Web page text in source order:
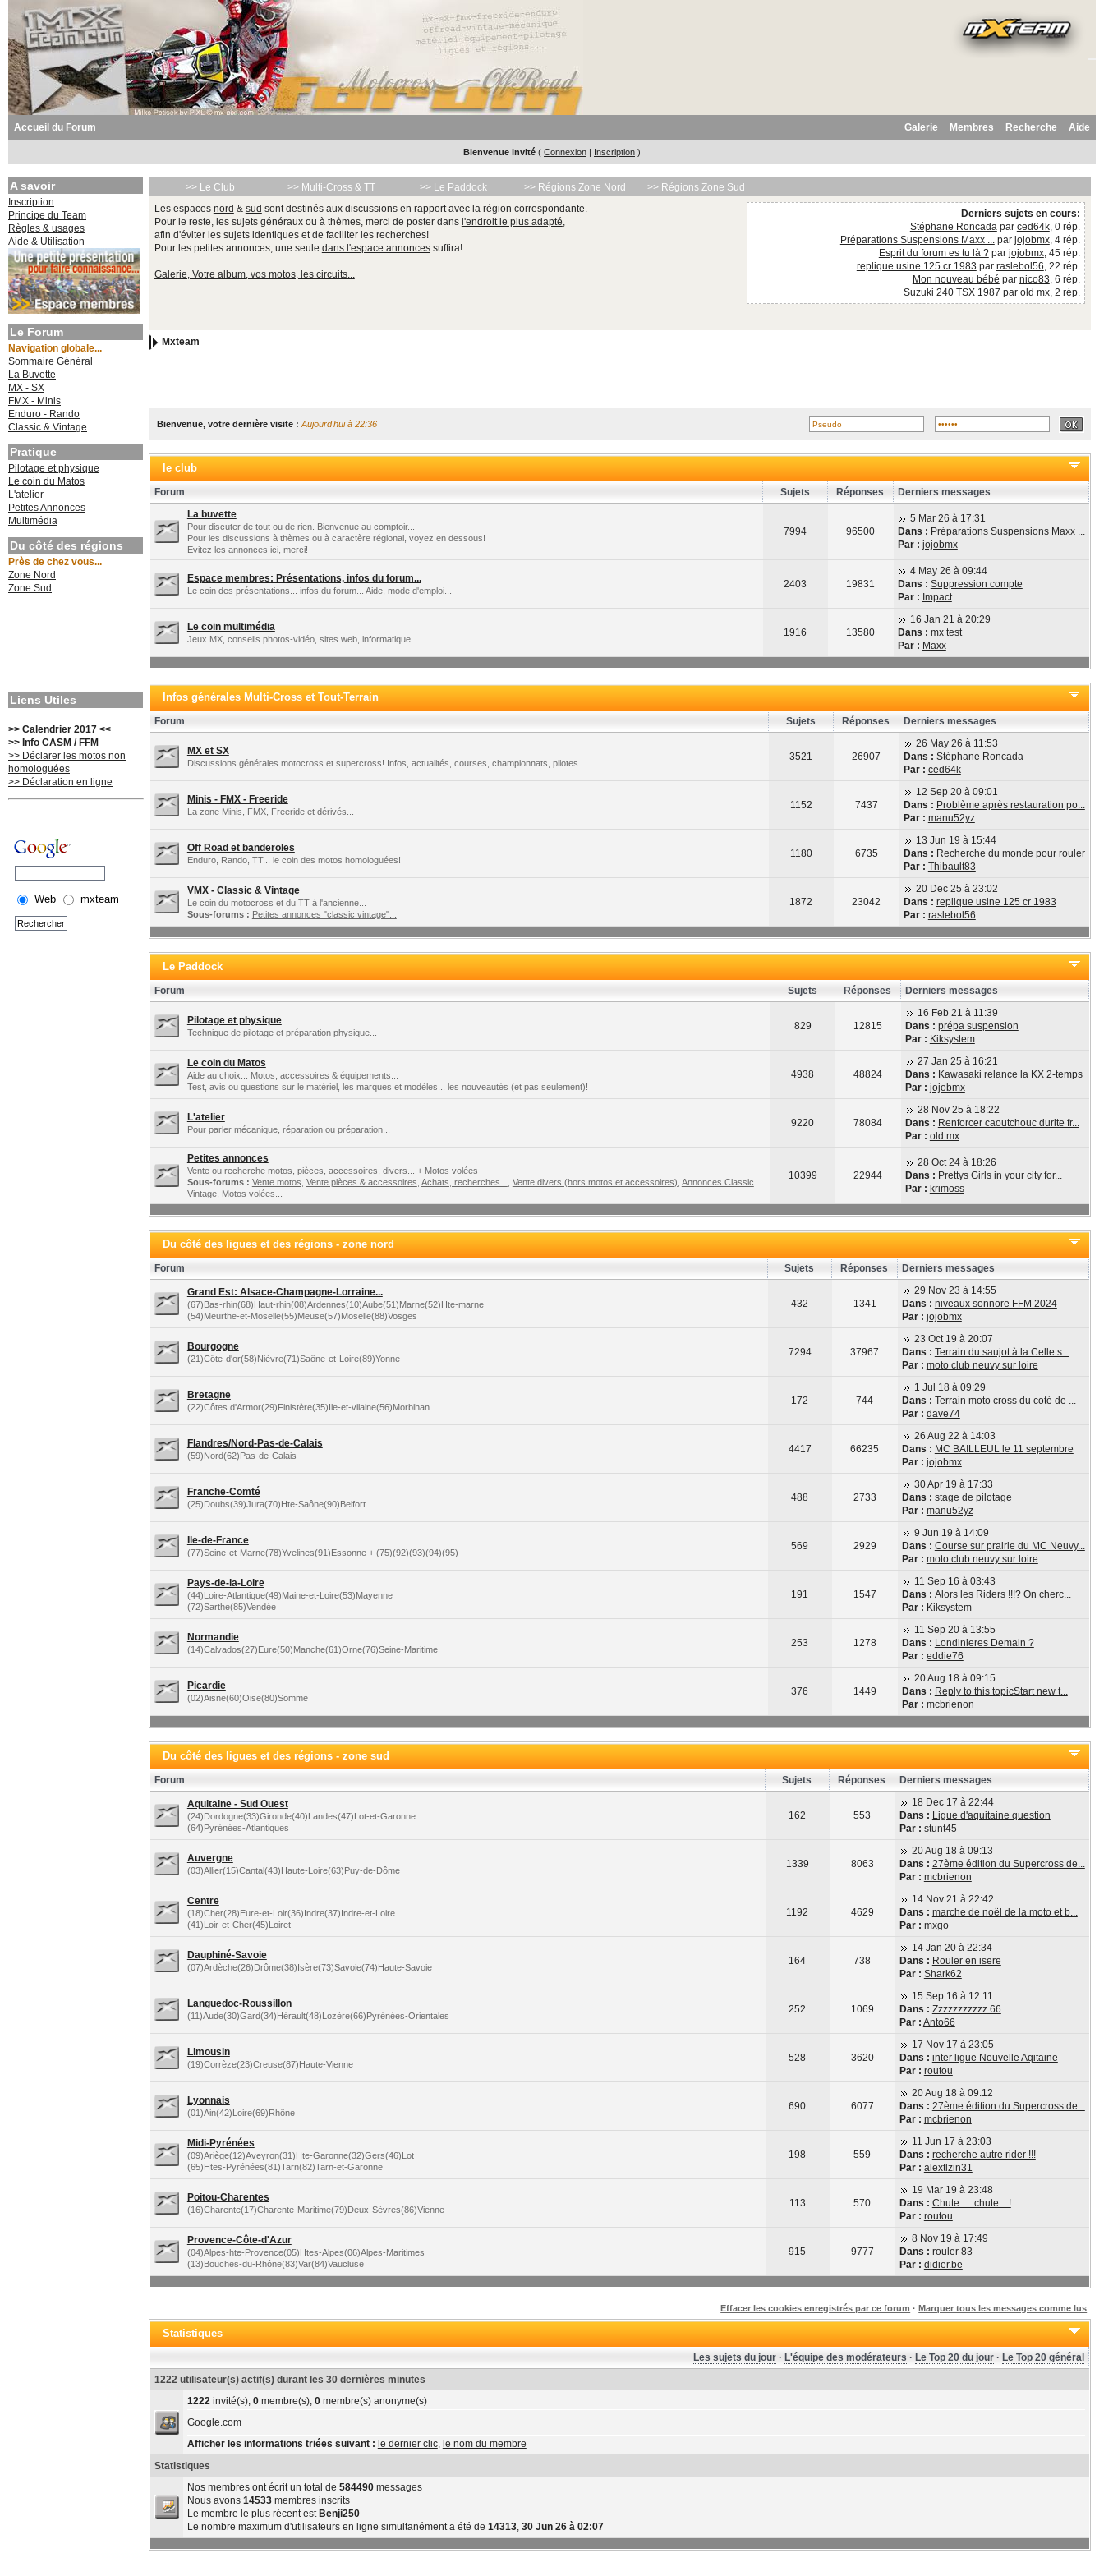
Accueil du Forum Aide
Recherche
Membres
Galerie
Bienvenue invité ( Connexion | Inscription )
A savoir
Inscription
Principe du Team
Règles & usages
Aide & Utilisation
Le Forum
Navigation globale...
Sommaire Général
La Buvette
MX - SX
FMX - Minis
Enduro - Rando
Classic & Vintage
Pratique
Pilotage et physique
Le coin du Matos
L'atelier
Petites Annonces
Multimédia
Du côté des régions
Près de chez vous...
Zone Nord
Zone Sud
Liens Utiles
>> Calendrier 2017 <<
>> Info CASM / FFM
>> Déclarer les motos non
homologuées
>> Déclaration en ligne
Web mxteam
>> Le Club >> Multi-Cross & TT >> Le Paddock >> Régions Zone Nord
>> Régions Zone Sud
Les espaces nord & sud sont destinés aux discussions en rapport avec la région correspondante.
Pour le reste, les sujets généraux ou à thèmes, merci de poster dans l'endroit le plus adapté,
afin d'éviter les sujets identiques et de faciliter les recherches!
Pour les petites annonces, une seule dans l'espace annoncessuffira!
Galerie, Votre album, vos motos, les circuits...
Derniers sujets en cours:
Stéphane Roncadapar ced64k, 0 rép.
Préparations Suspensions Maxx ...par jojobmx, 4 rép.
Esprit du forum es tu là ?par jojobmx, 45 rép.
replique usine 125 cr 1983 par raslebol56, 22 rép.
Mon nouveau bébé par nico83, 6 rép.
Suzuki 240 TSX 1987 par old mx, 2 rép.
Mxteam
Bienvenue, votre dernière visite : Aujourd'hui à 22:36
le club
Forum Sujets Réponses
Derniers messages
La buvette
Pour discuter de tout ou de rien. Bienvenue au comptoir...
Pour les discussions à thèmes ou à caractère régional, voyez en dessous!
Evitez les annonces ici, merci!
7994 96500
5 Mar 26 à 17:31
Dans : Préparations Suspensions Maxx ...
Par : jojobmx
Espace membres: Présentations, infos du forum...
Le coin des présentations... infos du forum... Aide, mode d'emploi...
2403 19831
4 May 26 à 09:44
Dans : Suppression compte
Par : Impact
Le coin multimédia
Jeux MX, conseils photos-vidéo, sites web, informatique...
1916 13580
16 Jan 21 à 20:29
Dans : mx test
Par : Maxx
Infos générales Multi-Cross et Tout-Terrain
Forum Sujets Réponses Derniers messages
MX et SX
Discussions générales motocross et supercross! Infos, actualités, courses, championnats, pilotes...
3521 26907
26 May 26 à 11:53
Dans : Stéphane Roncada
Par : ced64k
Minis - FMX - Freeride
La zone Minis, FMX, Freeride et dérivés...
1152 7437
12 Sep 20 à 09:01
Dans : Problème après restauration po...
Par : manu52yz
Off Road et banderoles
Enduro, Rando, TT... le coin des motos homologuées!
1180 6735
13 Jun 19 à 15:44
Dans : Recherche du monde pour rouler
Par : Thibault83
VMX - Classic & Vintage
Le coin du motocross et du TT à l'ancienne...
Sous-forums : Petites annonces "classic vintage"...
1872 23042
20 Dec 25 à 23:02
Dans : replique usine 125 cr 1983
Par : raslebol56
Le Paddock
Forum Sujets Réponses Derniers messages
Pilotage et physique
Technique de pilotage et préparation physique...
829 12815
16 Feb 21 à 11:39
Dans : prépa suspension
Par : Kiksystem
Le coin du Matos
Aide au choix... Motos, accessoires & équipements...
Test, avis ou questions sur le matériel, les marques et modèles... les nouveautés (et pas seulement)!
4938 48824
27 Jan 25 à 16:21
Dans : Kawasaki relance la KX 2-temps
Par : jojobmx
L'atelier
Pour parler mécanique, réparation ou préparation...
9220 78084
28 Nov 25 à 18:22
Dans : Renforcer caoutchouc durite fr...
Par : old mx
Petites annonces
Vente ou recherche motos, pièces, accessoires, divers... + Motos volées
Sous-forums : Vente motos Vente pièces & accessoires Achats, recherches... Vente divers (hors motos et accessoires) Annonces Classic
Vintage, Motos volées...
10399 22944
28 Oct 24 à 18:26
Dans : Prettys Girls in your city for...
Par : krimoss
Du côté des ligues et des régions - zone nord
Forum Sujets Réponses Derniers messages
Grand Est: Alsace-Champagne-Lorraine...
(67)Bas-rhin(68)Haut-rhin(08)Ardennes(10)Aube(51)Marne(52)Hte-marne
(54)Meurthe-et-Moselle(55)Meuse(57)Moselle(88)Vosges
432 1341
29 Nov 23 à 14:55
Dans : niveaux sonnore FFM 2024
Par : jojobmx
Bourgogne
(21)Côte-d'or(58)Nièvre(71)Saône-et-Loire(89)Yonne
7294 37967
23 Oct 19 à 20:07
Dans : Terrain du saujot à la Celle s...
Par : moto club neuvy sur loire
Bretagne
(22)Côtes d'Armor(29)Finistère(35)Ile-et-vilaine(56)Morbihan
172 744
1 Jul 18 à 09:29
Dans : Terrain moto cross du coté de ...
Par : dave74
Flandres/Nord-Pas-de-Calais
(59)Nord(62)Pas-de-Calais
4417 66235
26 Aug 22 à 14:03
Dans : MC BAILLEUL le 11 septembre
Par : jojobmx
Franche-Comté
(25)Doubs(39)Jura(70)Hte-Saône(90)Belfort
488 2733
30 Apr 19 à 17:33
Dans : stage de pilotage
Par : manu52yz
Ile-de-France
(77)Seine-et-Marne(78)Yvelines(91)Essonne + (75)(92)(93)(94)(95)
569 2929
9 Jun 19 à 14:09
Dans : Course sur prairie du MC Neuvy...
Par : moto club neuvy sur loire
Pays-de-la-Loire
(44)Loire-Atlantique(49)Maine-et-Loire(53)Mayenne
(72)Sarthe(85)Vendée
191 1547
11 Sep 16 à 03:43
Dans : Alors les Riders !!!? On cherc...
Par : Kiksystem
Normandie
(14)Calvados(27)Eure(50)Manche(61)Orne(76)Seine-Maritime
253 1278
11 Sep 20 à 13:55
Dans : Londinieres Demain ?
Par : eddie76
Picardie
(02)Aisne(60)Oise(80)Somme
376 1449
20 Aug 18 à 09:15
Dans : Reply to this topicStart new t...
Par : mcbrienon
Du côté des ligues et des régions - zone sud
Forum Sujets Réponses Derniers messages
Aquitaine - Sud Ouest
(24)Dordogne(33)Gironde(40)Landes(47)Lot-et-Garonne
(64)Pyrénées-Atlantiques
162 553
18 Dec 17 à 22:44
Dans : Ligue d'aquitaine question
Par : stunt45
Auvergne
(03)Allier(15)Cantal(43)Haute-Loire(63)Puy-de-Dôme
1339 8063
20 Aug 18 à 09:13
Dans : 27ème édition du Supercross de...
Par : mcbrienon
Centre
(18)Cher(28)Eure-et-Loir(36)Indre(37)Indre-et-Loire
(41)Loir-et-Cher(45)Loiret
1192 4629
14 Nov 21 à 22:42
Dans : marche de noël de la moto et b...
Par : mxgo
Dauphiné-Savoie
(07)Ardèche(26)Drôme(38)Isère(73)Savoie(74)Haute-Savoie
164 738
14 Jan 20 à 22:34
Dans : Rouler en isere
Par : Shark62
Languedoc-Roussillon
(11)Aude(30)Gard(34)Hérault(48)Lozère(66)Pyrénées-Orientales
252 1069
15 Sep 16 à 12:11
Dans : Zzzzzzzzzzz 66
Par : Anto66
Limousin
(19)Corrèze(23)Creuse(87)Haute-Vienne
528 3620
17 Nov 17 à 23:05
Dans : inter ligue Nouvelle Aqitaine
Par : routou
Lyonnais
(01)Ain(42)Loire(69)Rhône
690 6077
20 Aug 18 à 09:12
Dans : 27ème édition du Supercross de...
Par : mcbrienon
Midi-Pyrénées
(09)Ariège(12)Aveyron(31)Hte-Garonne(32)Gers(46)Lot
(65)Htes-Pyrénées(81)Tarn(82)Tarn-et-Garonne
198 559
11 Jun 17 à 23:03
Dans : recherche autre rider !!!
Par : alextlzin31
Poitou-Charentes
(16)Charente(17)Charente-Maritime(79)Deux-Sèvres(86)Vienne
113 570
19 Mar 19 à 23:48
Dans : Chute .....chute....!
Par : routou
Provence-Côte-d'Azur
(04)Alpes-hte-Provence(05)Htes-Alpes(06)Alpes-Maritimes
(13)Bouches-du-Rhône(83)Var(84)Vaucluse
915 9777
8 Nov 19 à 17:49
Dans : rouler 83
Par : didier.be
Effacer les cookies enregistrés par ce forum ·Marquer tous les messages comme lus
Statistiques
Les sujets du jour· L'équipe des modérateurs · Le Top 20 du jour· Le Top 20 général
1222 utilisateur(s) actif(s) durant les 30 dernières minutes
1222invité(s), 0membre(s), 0membre(s) anonyme(s)
Google.com
Afficher les informations triées suivant : le dernier clic, le nom du membre
Statistiques
Nos membres ont écrit un total de 584490messages
Nous avons 14533membres inscrits
Le membre le plus récent est Benji250
Le nombre maximum d'utilisateurs en ligne simultanément a été de 14313, 30 Jun 26 à 02:07